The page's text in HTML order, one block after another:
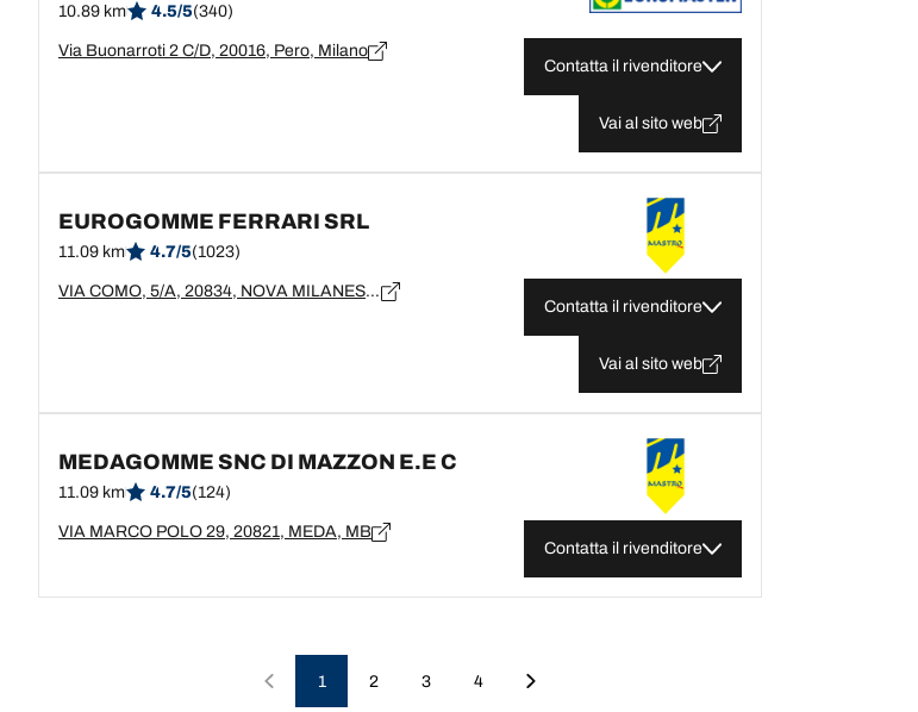
10.89 km 4.5/5(340)
Via Buonarroti 2 C/D, 20016, Pero, Milano
Contatta il rivenditore
Vai al sito web
EUROGOMME FERRARI SRL
11.09 km 4.7/5(1023)
VIA COMO, 5/A, 20834, NOVA MILANESE, MB
Contatta il rivenditore
Vai al sito web
MEDAGOMME SNC DI MAZZON E.E C
11.09 km 4.7/5(124)
VIA MARCO POLO 29, 20821, MEDA, MB
Contatta il rivenditore
1 2 3 4